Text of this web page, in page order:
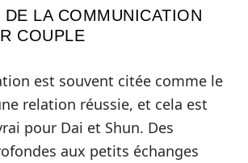
DE LA COMMUNICATION
COUPLE
est souvent citée comme le
relation réussie, et cela est
pour Dai et Shun. Des
aux petits échanges